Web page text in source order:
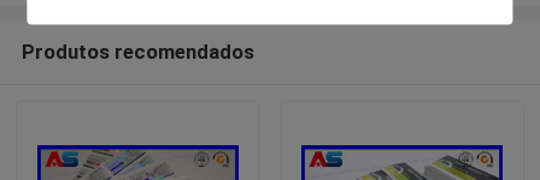
Produtos recomendados